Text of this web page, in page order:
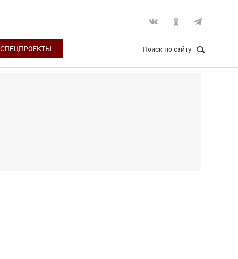
СПЕЦПРОЕКТЫ Поиск по сайту